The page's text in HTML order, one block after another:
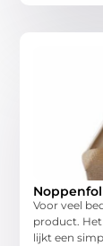
Voor veel
product.
lijkt een